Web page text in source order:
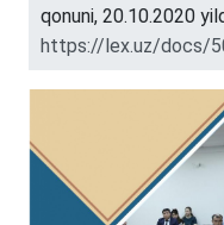
qonuni, 20.10.2020
https://lex.uz/docs/